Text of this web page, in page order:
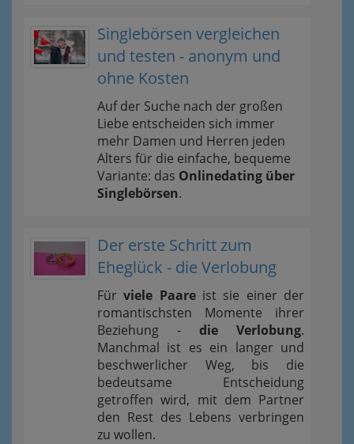
Singlebörsen vergleichen
und testen - anonym und
ohne Kosten
Auf der Suche nach der großen
Liebe entscheiden sich immer
mehr Damen und Herren jeden
Alters für die einfache, bequeme
Variante: das Onlinedating über
Singlebörsen.
Der erste Schritt zum
Eheglück - die Verlobung
Fürviele Paareist sie einer der
romantischsten Momente ihrer
Beziehung - die Verlobung.
Manchmal ist es ein langer und
beschwerlicher Weg, bis die
bedeutsame Entscheidung
getroffen wird, mit dem Partner
den Rest des Lebens verbringen
zu wollen.